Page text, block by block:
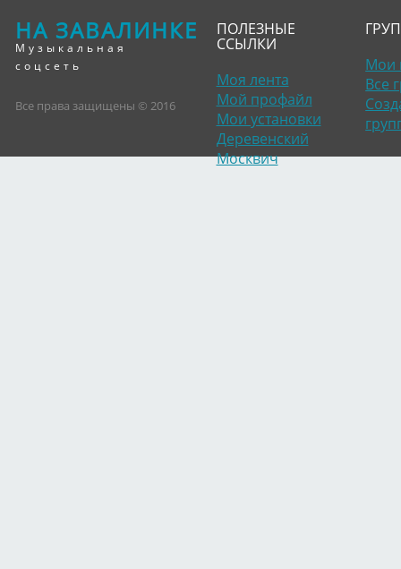
НА ЗАВАЛИНКЕ
Музыкальная
соцсеть
Все права защищены © 2016
ПОЛЕЗНЫЕ
ССЫЛКИ
Моя лента
Мой профайл
Мои установки
Деревенский
Москвич
Мои
Все